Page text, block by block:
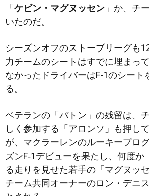
「ケビン・マグヌッセン 」か、チ
いたのだ。
シーズンオフのストーブリーグも
力チームのシートはすでに埋まっ
なかったドライバーはF-1のシート
る。
ベテランの「バトン」の残留は、
しく参加する「アロンソ」も押し
が、マクラーレンのルーキープロ
ズンF‐1デビューを果たし、何度か
る走りを見せた若手の「マグヌッ
チーム共同オーナーのロン・デニ